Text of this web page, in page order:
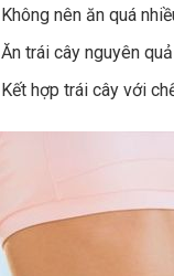
Không nên ăn quá
Ăn trái cây nguyên
Kết hợp trái cây với